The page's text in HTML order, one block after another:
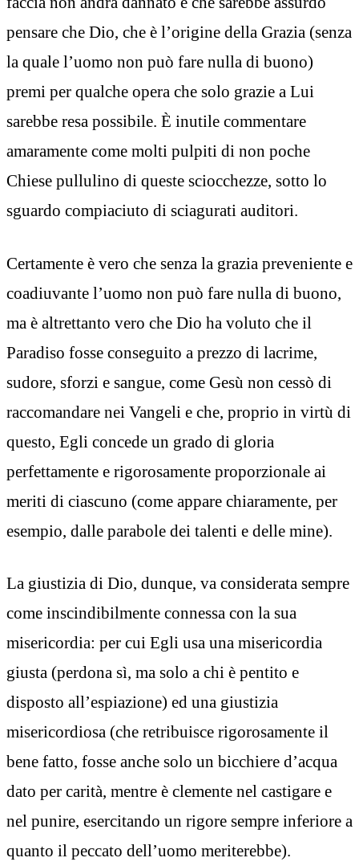
pensare che Dio, che è l’origine della Grazia (senza
la quale l’uomo non può fare nulla di buono)
premi per qualche opera che solo grazie a Lui
sarebbe resa possibile. È inutile commentare
amaramente come molti pulpiti di non poche
Chiese pullulino di queste sciocchezze, sotto lo
sguardo compiaciuto di sciagurati auditori.
Certamente è vero che senza la grazia preveniente e
coadiuvante l’uomo non può fare nulla di buono,
ma è altrettanto vero che Dio ha voluto che il
Paradiso fosse conseguito a prezzo di lacrime,
sudore, sforzi e sangue, come Gesù non cessò di
raccomandare nei Vangeli e che, proprio in virtù di
questo, Egli concede un grado di gloria
perfettamente e rigorosamente proporzionale ai
meriti di ciascuno (come appare chiaramente, per
esempio, dalle parabole dei talenti e delle mine).
La giustizia di Dio, dunque, va considerata sempre
come inscindibilmente connessa con la sua
misericordia: per cui Egli usa una misericordia
giusta (perdona sì, ma solo a chi è pentito e
disposto all’espiazione) ed una giustizia
misericordiosa (che retribuisce rigorosamente il
bene fatto, fosse anche solo un bicchiere d’acqua
dato per carità, mentre è clemente nel castigare e
nel punire, esercitando un rigore sempre inferiore a
quanto il peccato dell’uomo meriterebbe).